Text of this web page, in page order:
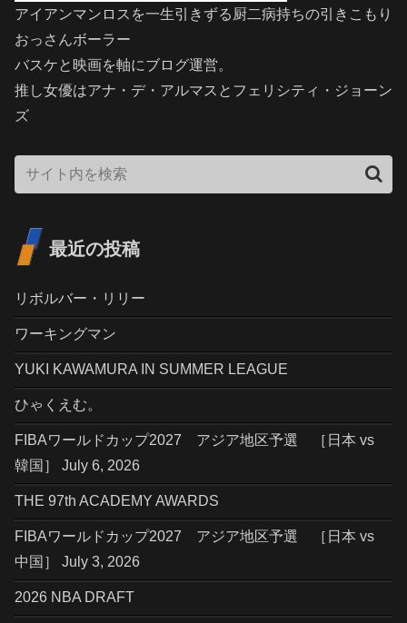
アイアンマンロスを一生引きずる厨二病持ちの引きこもり
おっさんボーラー
バスケと映画を軸にブログ運営。
推し女優はアナ・デ・アルマスとフェリシティ・ジョーン
ズ
最近の投稿
リボルバー・リリー
ワーキングマン
YUKI KAWAMURA IN SUMMER LEAGUE
ひゃくえむ。
FIBAワールドカップ2027 アジア地区予選 ［日本 vs
韓国］ July 6, 2026
THE 97th ACADEMY AWARDS
FIBAワールドカップ2027 アジア地区予選 ［日本 vs
中国］ July 3, 2026
2026 NBA DRAFT